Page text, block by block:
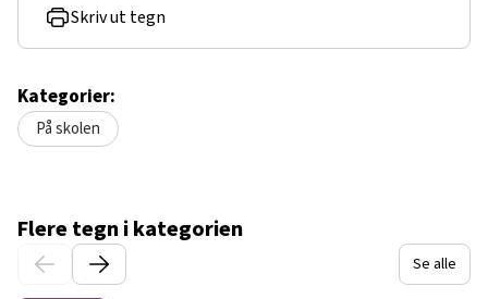
Skriv ut tegn
Kategorier:
På skolen
Flere tegn i kategorien
Se alle